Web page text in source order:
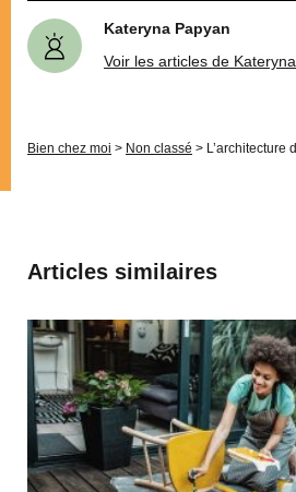
Kateryna Papyan
Voir les articles de
Bien chez moi > Non classé > L’architecture
Articles similaires